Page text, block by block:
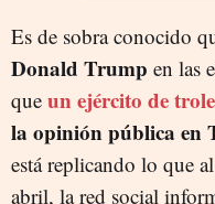
Es de sobra conocido
Donald Trump en las
que un ejército de
la opinión pública en
está replicando lo que
abril, la red social